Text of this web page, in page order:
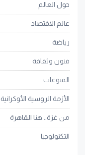
حول العالم
عالم الاقتصاد
رياضة
فنون وثقافة
المنوعات
الأزمة الروسية الأوكرانية
من غزة.. هنا القاهرة
التكنولوجيا